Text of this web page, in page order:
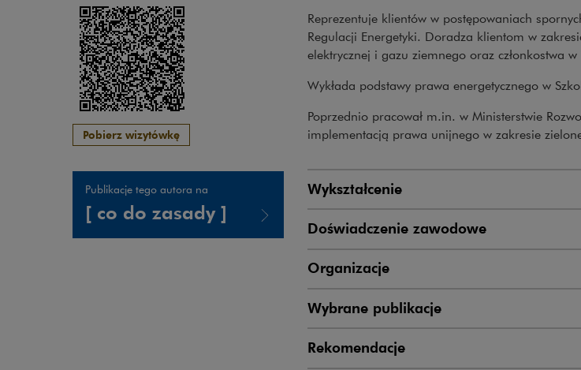
Pobierz wizytówkę
Publikacje tego autora na
[ co do zasady ]
Uwaga, link zostanie otwarty w nowym oknie
Reprezentuje klientów w postępowaniach
Regulacji Energetyki. Doradza klientom w
elektrycznej i gazu ziemnego oraz członkostwa w
Wykłada podstawy prawa energetycznego w
Poprzednio pracował m.in. w Ministerstwie
implementacją prawa unijnego w zakresie
Wykształcenie
Doświadczenie zawodowe
Organizacje
Wybrane publikacje
Rekomendacje